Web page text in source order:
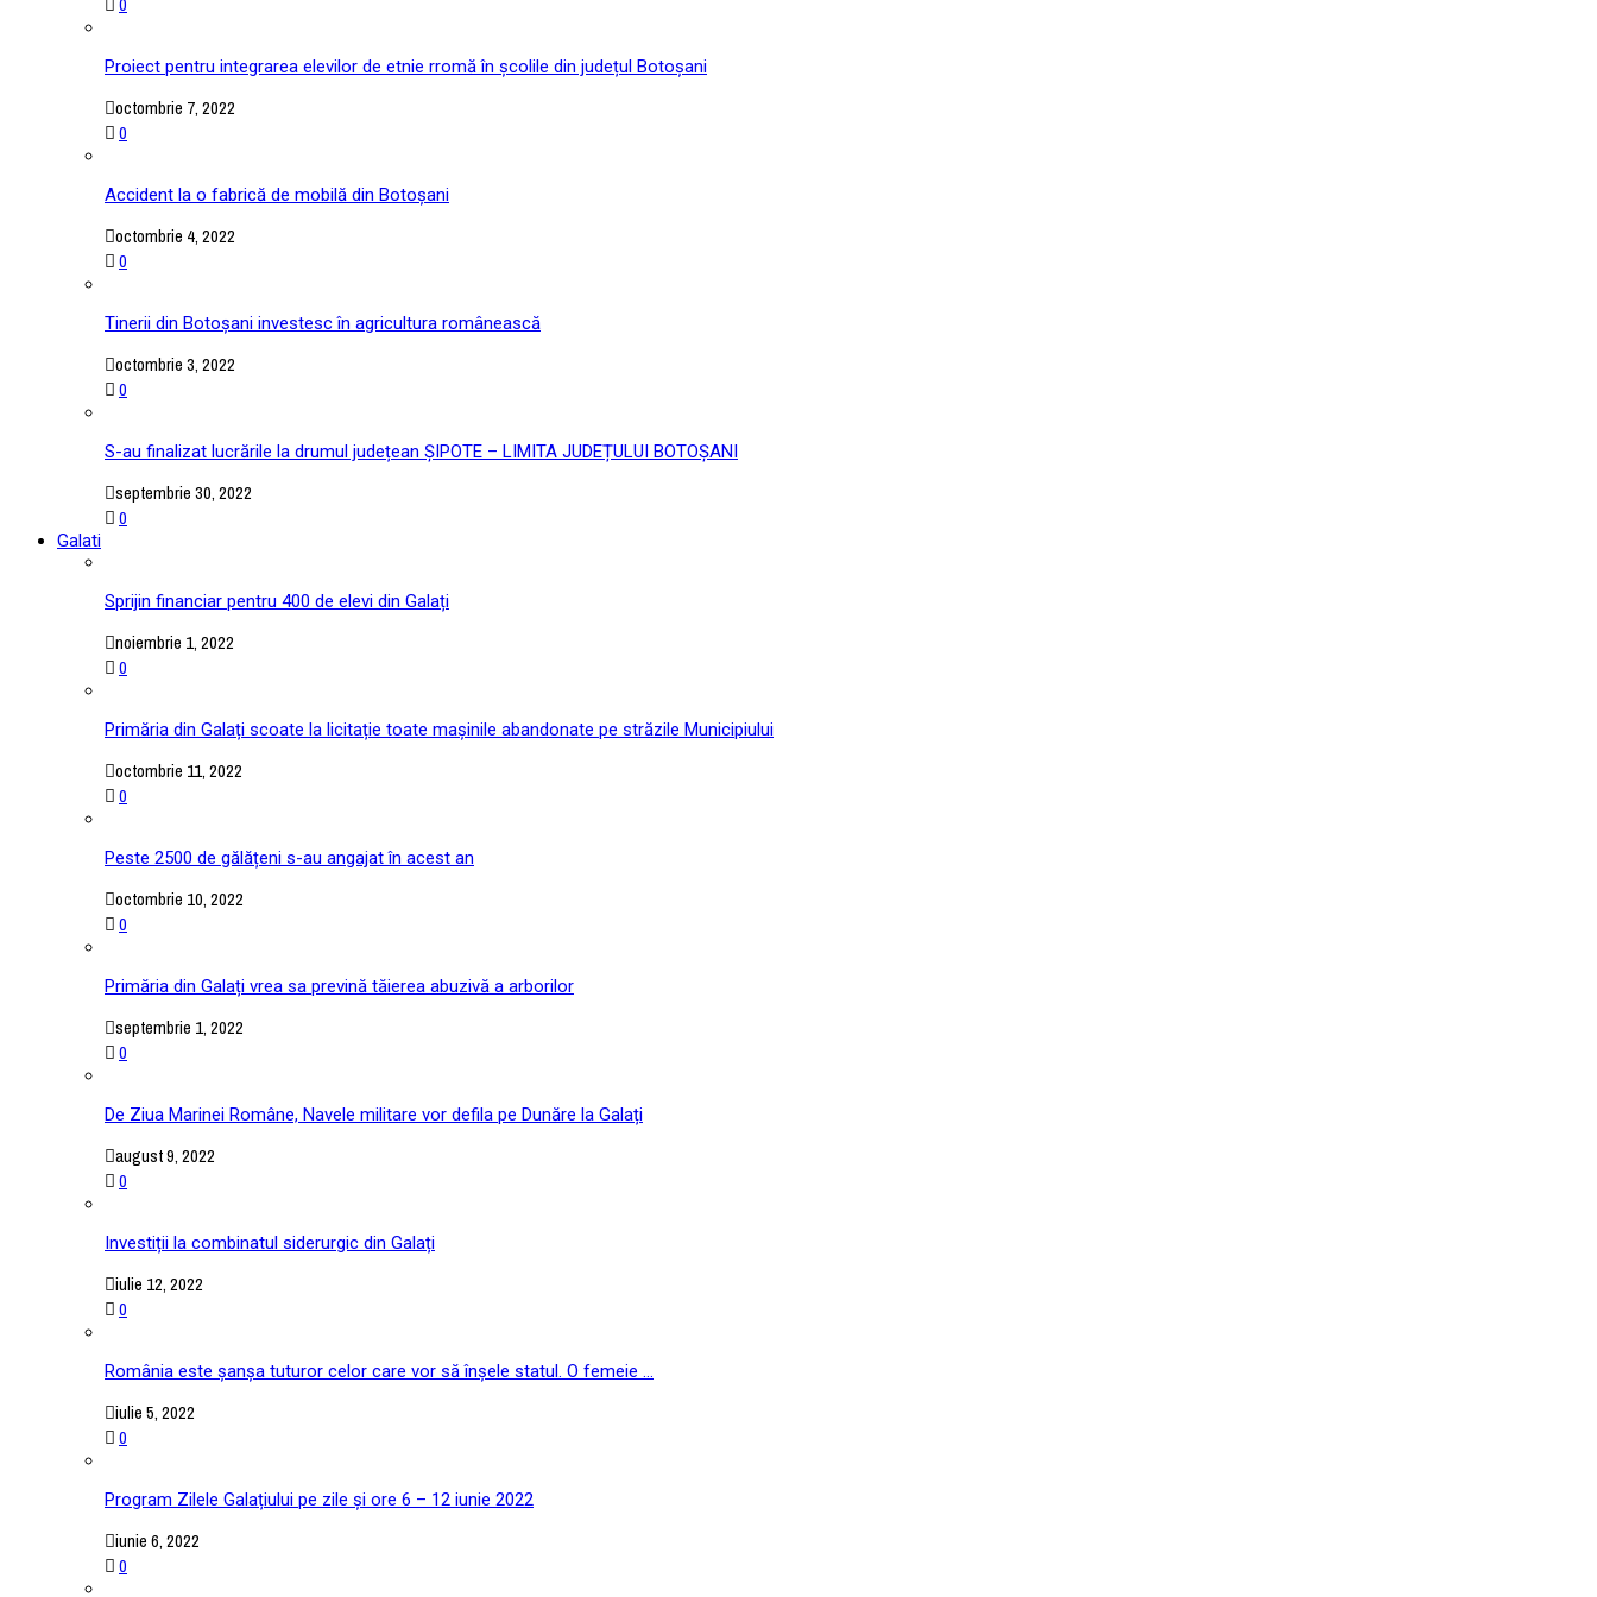
Proiect pentru integrarea elevilor de etnie rromă în școlile din județul Botoșani
octombrie 7, 2022
0
Accident la o fabrică de mobilă din Botoșani
octombrie 4, 2022
0
Tinerii din Botoșani investesc în agricultura românească
octombrie 3, 2022
0
S-au finalizat lucrările la drumul județean ȘIPOTE – LIMITA JUDEȚULUI BOTOȘANI
septembrie 30, 2022
0
Galati
Sprijin financiar pentru 400 de elevi din Galați
noiembrie 1, 2022
0
Primăria din Galați scoate la licitație toate mașinile abandonate pe străzile Municipiului
octombrie 11, 2022
0
Peste 2500 de gălățeni s-au angajat în acest an
octombrie 10, 2022
0
Primăria din Galați vrea sa prevină tăierea abuzivă a arborilor
septembrie 1, 2022
0
De Ziua Marinei Române, Navele militare vor defila pe Dunăre la Galați
august 9, 2022
0
Investiții la combinatul siderurgic din Galați
iulie 12, 2022
0
România este șanșa tuturor celor care vor să înșele statul. O femeie ...
iulie 5, 2022
0
Program Zilele Galațiului pe zile și ore 6 – 12 iunie 2022
iunie 6, 2022
0